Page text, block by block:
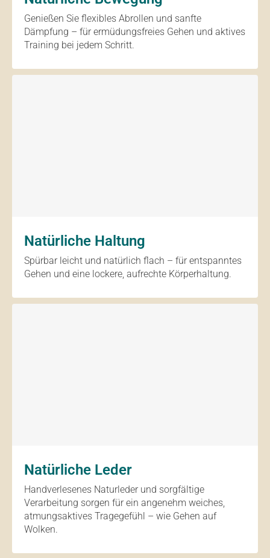
Genießen Sie flexibles Abrollen und sanfte
Dämpfung – für ermüdungsfreies Gehen und aktives
Training bei jedem Schritt.
Natürliche Haltung
Spürbar leicht und natürlich flach – für entspanntes
Gehen und eine lockere, aufrechte Körperhaltung.
Natürliche Leder
Handverlesenes Naturleder und sorgfältige
Verarbeitung sorgen für ein angenehm weiches,
atmungsaktives Tragegefühl – wie Gehen auf
Wolken.